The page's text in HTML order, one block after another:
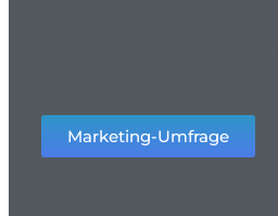
Marketing-Umfrage